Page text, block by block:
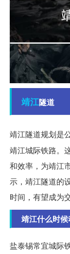
靖江隧道
靖江隧道规划是
靖江城际铁路。
和效率，为靖江
示，靖江隧道的
时间，有望成为
靖江什么时
盐泰锡常宜城际